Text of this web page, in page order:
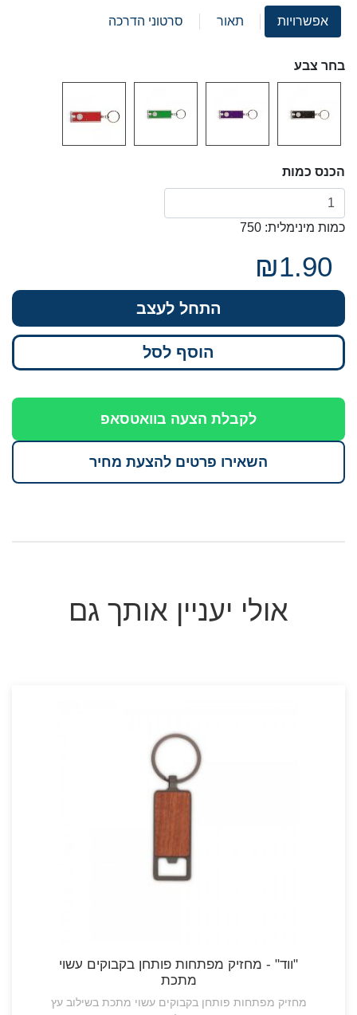
אפשרויות תאור סרטוני הדרכה
בחר צבע
הכנס כמות
כמות מינימלית: 750
₪1.90
התחל לעצב
הוסף לסל
לקבלת הצעה בוואטסאפ
השאירו פרטים להצעת מחיר
אולי יעניין אותך גם
"ווד" - מחזיק מפתחות פותחן בקבוקים עשוי
מתכת
מחזיק מפתחות פותחן בקבוקים עשוי מתכת בשילוב עץ